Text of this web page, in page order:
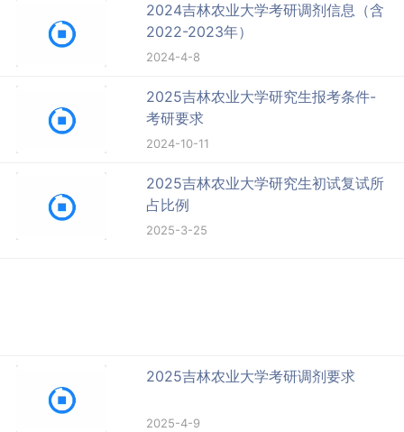
2024吉林农业大学考研调剂信息（含
2022-2023年）
2024-4-8
2025吉林农业大学研究生报考条件-
考研要求
2024-10-11
2025吉林农业大学研究生初试复试所
占比例
2025-3-25
2025吉林农业大学考研调剂要求
2025-4-9